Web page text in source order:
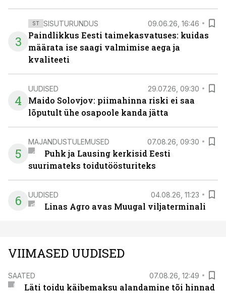
3
ST SISUTURUNDUS 09.06.26, 16:46
Paindlikkus Eesti taimekasvatuses: kuidas
määrata ise saagi valmimise aega ja
kvaliteeti
4
UUDISED 29.07.26, 09:30
Maido Solovjov: piimahinna riski ei saa
lõputult ühe osapoole kanda jätta
5
MAJANDUSTULEMUSED 07.08.26, 09:30
Puhk ja Lausing kerkisid Eesti
suurimateks toidutöösturiteks
6 UUDISED 04.08.26, 11:23
Linas Agro avas Muugal viljaterminali
VIIMASED UUDISED
SAATED 07.08.26, 12:49
Läti toidu käibemaksu alandamine tõi hinnad